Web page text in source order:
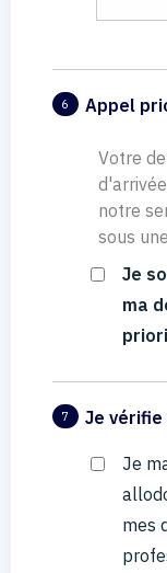
6 Appel
Votre
notre
sous
Je
ma
7 Je
Je
mes